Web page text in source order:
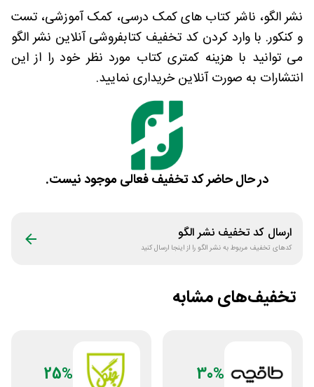
نشر الگو، ناشر کتاب های کمک درسی، کمک آموزشی، تست
و کنکور. با وارد کردن کد تخفیف کتابفروشی آنلاین نشر الگو
می توانید با هزینه کمتری کتاب مورد نظر خود را از این
انتشارات به صورت آنلاین خریداری نمایید.
در حال حاضر کد تخفیف فعالی موجود نیست.
ارسال کد تخفیف نشر الگو
کدهای تخفیف مربوط بهنشر الگورا از اینجا ارسال کنید
تخفیف‌های مشابه
30%
25%